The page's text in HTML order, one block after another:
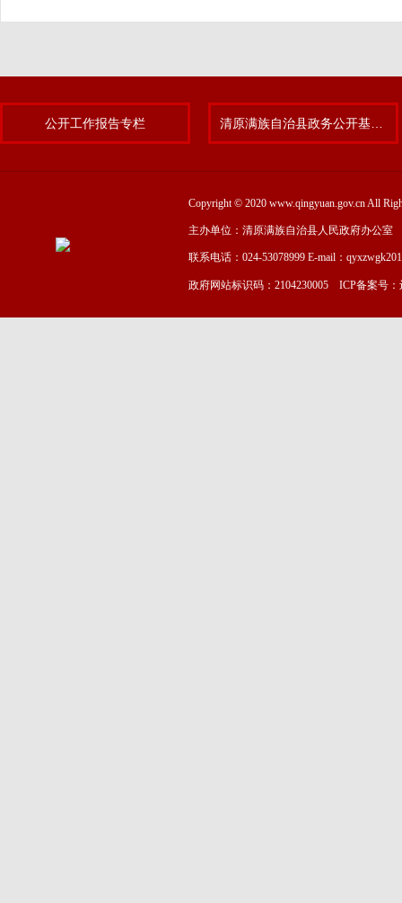
公开工作报告专栏
Copyright © 2020 www.qingyuan.gov.cn All
主办单位：清原满族自治县人民政府办公室
联系电话：024-53078999 E-mail：
政府网站标识码：2104230005 ICP备案号：